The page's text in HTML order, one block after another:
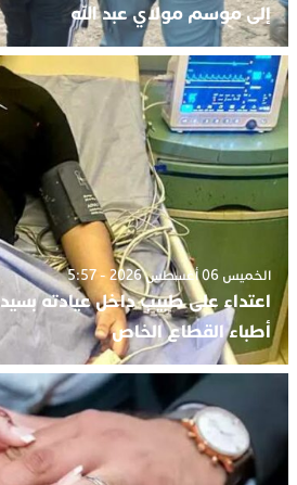
إلى موسم مولاي عبد الله
الخميس 06 أغسطس 2026 - 5:57
اعتداء على طبيب داخل عيادته
أطباء القطاع الخاص